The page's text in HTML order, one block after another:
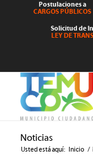
Postulaciones a
CARGOS PÚBLICOS
Solicitud de
LEY DE
Noticias
Usted está aquí: Inicio /